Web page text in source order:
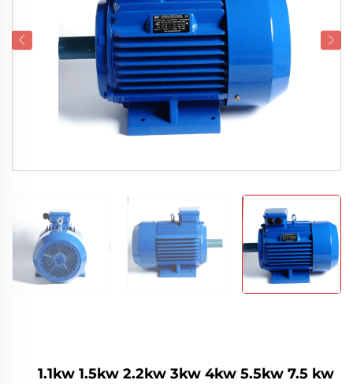
1.1kw 1.5kw 2.2kw 3kw 4kw 5.5kw 7.5 kw